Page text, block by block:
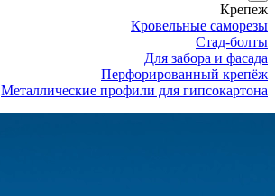
Крепеж
Кровельные саморезы
Стад-болты
Для забора и фасада
Перфорированный крепёж
Металлические профили для гипсокартона